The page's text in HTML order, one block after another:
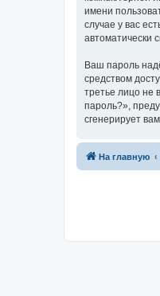
имени
случае у вас
автоматически
Ваш пароль
средством
третье лицо не
пароль?»,
сгенерирует
На главную